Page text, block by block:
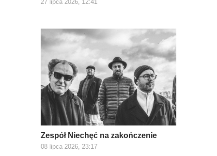
27 lipca 2026, 12:41
Zespół Niechęć na zakończenie
08 lipca 2026, 23:17